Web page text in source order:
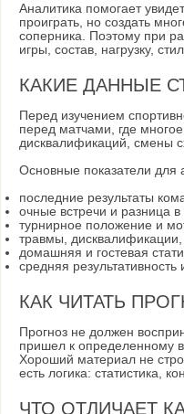
Аналитика помогает
проиграть, но создать
соперника. Поэтому при
игры, состав, нагрузку,
КАКИЕ ДАННЫЕ
Перед изучением
перед матчами, где
дисквалификаций, смены
Основные показатели для
последние результаты
очные встречи и разница в
турнирное положение и
травмы, дисквалификации,
домашняя и гостевая
средняя
КАК ЧИТАТЬ
Прогноз не должен
пришел к определенному
Хороший материал не
есть логика: статистика,
ЧТО ОТЛИЧАЕТ